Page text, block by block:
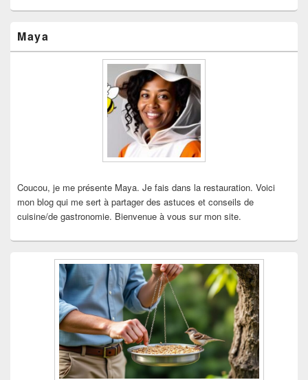
principale
de
Maya
Coucou, je me présente Maya. Je fais dans la restauration. Voici
mon blog qui me sert à partager des astuces et conseils de
cuisine/de gastronomie. Bienvenue à vous sur mon site.